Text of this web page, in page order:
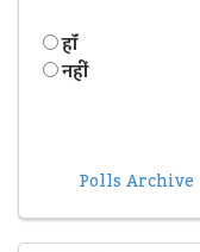
हॉं
नहीं
Polls Archive